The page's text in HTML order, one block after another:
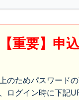
【重要】
ためパスワードの
グイン時に下記